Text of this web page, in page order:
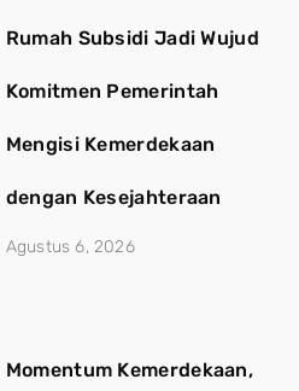
Rumah Subsidi Jadi Wujud
Komitmen Pemerintah
Mengisi Kemerdekaan
dengan Kesejahteraan
Agustus 6, 2026
Momentum Kemerdekaan,